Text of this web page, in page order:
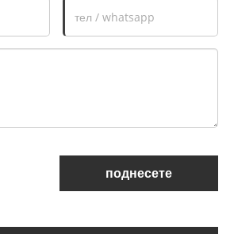
поднесете